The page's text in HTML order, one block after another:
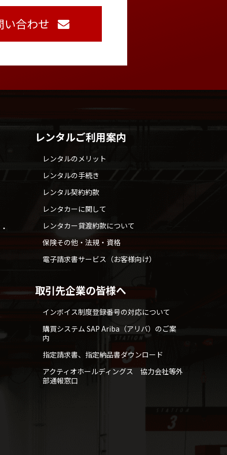
い合わせ
レンタルご利用案内
レンタルのメリット
レンタルの手続き
レンタル契約約款
レンタカーに関して
レンタカー貸渡約款について
保険その他・法規・資格
電子請求書サービス（お客様向け）
取引先企業の皆様へ
インボイス制度登録番号の対応について
購買システム SAP Ariba（アリバ）のご案
内
指定請求書、指定納品書ダウンロード
アクティオホールディングス 協力会社等外
部通報窓口